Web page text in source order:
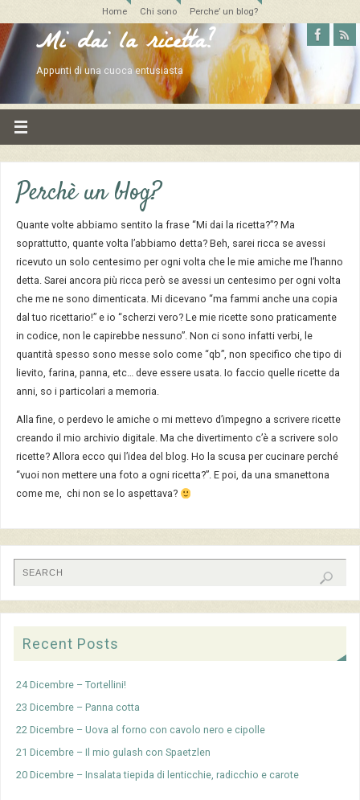
Home Chi sono Perche’ un blog?
Mi dai la ricetta?
Appunti di una cuoca entusiasta
Perchè un blog?
Quante volte abbiamo sentito la frase “Mi dai la ricetta?”? Ma
soprattutto, quante volta l’abbiamo detta? Beh, sarei ricca se avessi
ricevuto un solo centesimo per ogni volta che le mie amiche me l’hanno
detta. Sarei ancora più ricca però se avessi un centesimo per ogni volta
che me ne sono dimenticata. Mi dicevano “ma fammi anche una copia
dal tuo ricettario!” e io “scherzi vero? Le mie ricette sono praticamente
in codice, non le capirebbe nessuno”. Non ci sono infatti verbi, le
quantità spesso sono messe solo come “qb”, non specifico che tipo di
lievito, farina, panna, etc… deve essere usata. Io faccio quelle ricette da
anni, so i particolari a memoria.
Alla fine, o perdevo le amiche o mi mettevo d’impegno a scrivere ricette
creando il mio archivio digitale. Ma che divertimento c’è a scrivere solo
ricette? Allora ecco qui l’idea del blog. Ho la scusa per cucinare perché
“vuoi non mettere una foto a ogni ricetta?”. E poi, da una smanettona
come me, chi non se lo aspettava?
Recent Posts
24 Dicembre – Tortellini!
23 Dicembre – Panna cotta
22 Dicembre – Uova al forno con cavolo nero e cipolle
21 Dicembre – Il mio gulash con Spaetzlen
20 Dicembre – Insalata tiepida di lenticchie, radicchio e carote